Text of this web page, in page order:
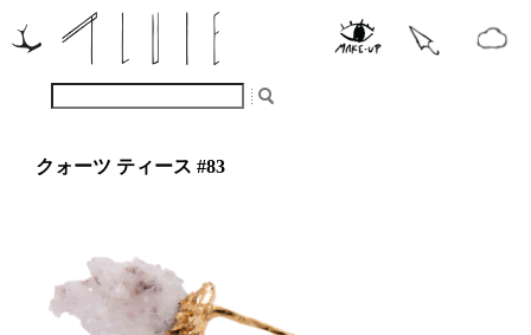
クォーツ ティース #83